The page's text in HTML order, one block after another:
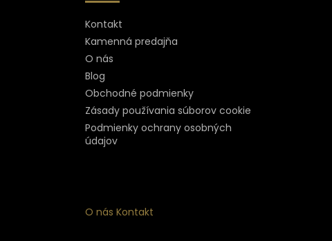
Kontakt
Kamenná predajňa
O nás
Blog
Obchodné podmienky
Zásady používania súborov cookie
Podmienky ochrany osobných
údajov
O nás Kontakt